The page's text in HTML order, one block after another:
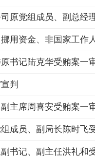
原党组成员、副总经
用资金、非国家工作
书记陆克华受贿案一
判
主席周喜安受贿案一
成员、副局长陈时飞
书记、副主任洪礼和